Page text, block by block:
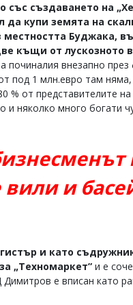
със създаването на
да купи земята на
местността Буджака,
къщи от лускозното
починалия внезапно
под 1 млн.евро там
% от представителите
и няколко много богати
и
и като
„Техномаркет” и е
е вписан като